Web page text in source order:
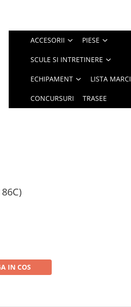
ACCESORII PIESE
SCULE SI INTRETINERE
ECHIPAMENT LISTA MARCI
CONCURSURI TRASEE
IN COS